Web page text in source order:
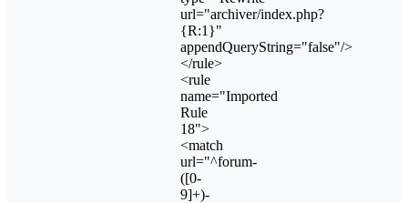
url="archiver/index.php?
{R:1}"
appendQueryString="false"/>
</rule>
<rule
name="Imported
Rule
18">
<match
url="^forum-
([0-
9]+)-